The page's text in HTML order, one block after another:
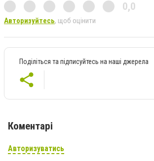
0,0
Авторизуйтесь, щоб оцінити
Поділіться та підписуйтесь на наші джерела
Коментарі
Авторизуватись